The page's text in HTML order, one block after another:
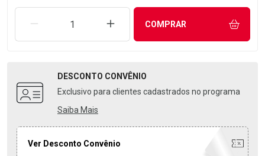
REMOVER UMA UNIDADEAUMENTAR UMA UNIDADE
COMPRAR
DESCONTO CONVÊNIO
Exclusivo para clientes cadastrados no programa
Saiba Mais
Ver Desconto Convênio